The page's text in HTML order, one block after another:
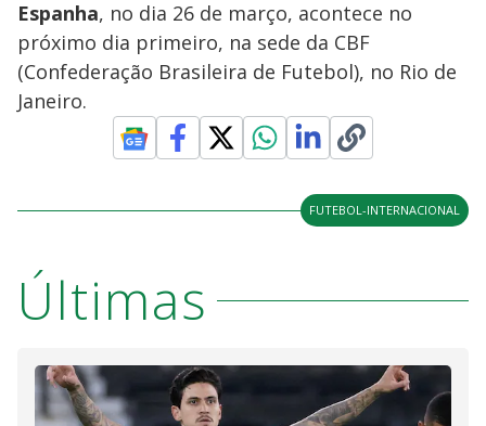
Espanha, no dia 26 de março, acontece no
próximo dia primeiro, na sede da CBF
(Confederação Brasileira de Futebol), no Rio de
Janeiro.
FUTEBOL-INTERNACIONAL
Últimas